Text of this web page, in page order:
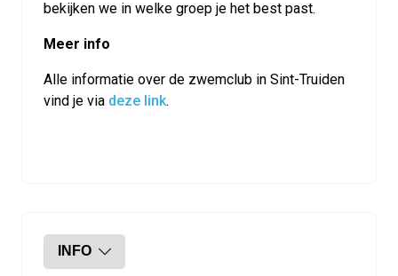
bekijken we in welke groep je het best past.
Meer info
Alle informatie over de zwemclub in Sint-Truiden
vind je via deze link.
INFO